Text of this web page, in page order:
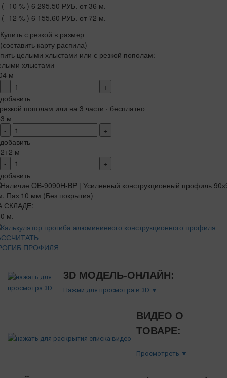
( -10 % ) 6 295.50 РУБ. от 36 м.
( -12 % ) 6 155.60 РУБ. от 72 м.
Купить с резкой в размер
(составить карту распила)
целыми хлыстами или с резкой пополам:
хлыстами
м
-
+
добавить
пополам или на 3 части · бесплатно
м
-
+
добавить
м
-
+
добавить
СКЛАДЕ:
м.
ПРОФИЛЯ
3D МОДЕЛЬ-ОНЛАЙН:
Нажми для просмотра в 3D ▼
ВИДЕО О
ТОВАРЕ:
Просмотреть ▼